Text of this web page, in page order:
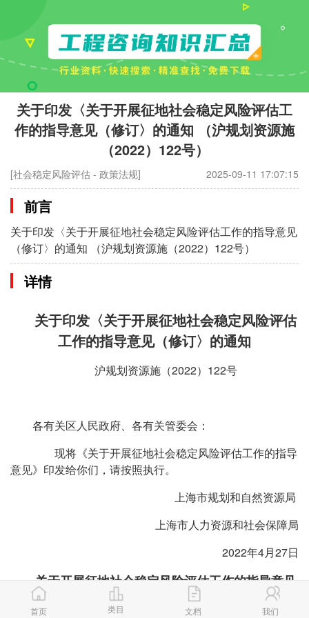
关于印发〈关于开展征地社会稳定风险评估工
作的指导意见（修订〉的通知 （沪规划资源施
（2022）122号）
[社会稳定风险评估 - 政策法规] 2025-09-11 17:07:15
前言
关于印发〈关于开展征地社会稳定风险评估工作的指导意见
（修订〉的通知 （沪规划资源施（2022）122号）
详情
关于印发〈关于开展征地社会稳定风险评估
工作的指导意见（修订〉的通知
沪规划资源施（2022）122号
各有关区人民政府、各有关管委会：
现将《关于开展征地社会稳定风险评估工作的指导
意见》印发给你们，请按照执行。
上海市规划和自然资源局
上海市人力资源和社会保障局
2022年4月27日
关于开展征地社会稳定风险评估工作的指导意见
）
首页 类目 文档 我们